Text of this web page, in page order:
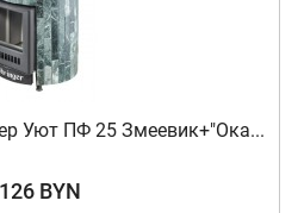
Уют ПФ 25 Змеевик+"Ока...
BYN